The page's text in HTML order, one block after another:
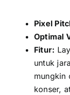
Pixel
Optimal
Fitur:
untuk
konser,